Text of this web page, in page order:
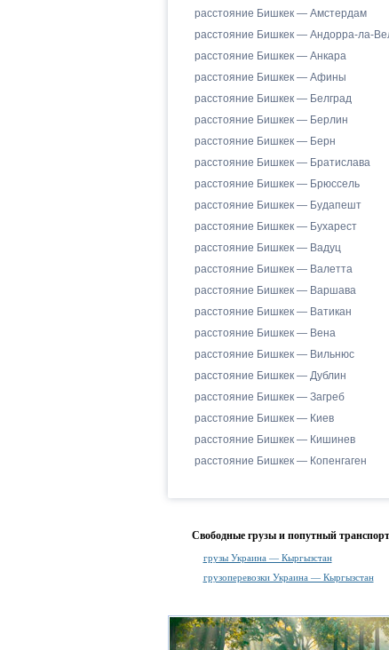
расстояние Бишкек — Амстердам
расстояние Бишкек — Андорра-ла-
расстояние Бишкек — Анкара
расстояние Бишкек — Афины
расстояние Бишкек — Белград
расстояние Бишкек — Берлин
расстояние Бишкек — Берн
расстояние Бишкек — Братислава
расстояние Бишкек — Брюссель
расстояние Бишкек — Будапешт
расстояние Бишкек — Бухарест
расстояние Бишкек — Вадуц
расстояние Бишкек — Валетта
расстояние Бишкек — Варшава
расстояние Бишкек — Ватикан
расстояние Бишкек — Вена
расстояние Бишкек — Вильнюс
расстояние Бишкек — Дублин
расстояние Бишкек — Загреб
расстояние Бишкек — Киев
расстояние Бишкек — Кишинев
расстояние Бишкек — Копенгаген
Свободные грузы и попутный транспорт
грузы Украина — Кыргызстан
грузоперевозки Украина — Кыргызстан